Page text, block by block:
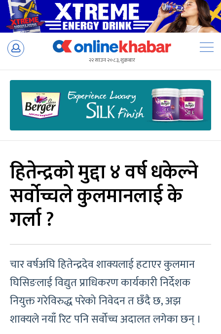
Skip
२२ साउन २०८३, शुक्रबार
हितेन्द्रको मुद्दा ४ वर्ष धकेल्ने
सर्वोच्चले कुलमानलाई के
गर्ला ?
चार वर्षअघि हितेन्द्रदेव शाक्यलाई हटाएर कुलमान
घिसिङलाई विद्युत प्राधिकरण कार्यकारी निर्देशक
नियुक्त गरेविरुद्ध परेको निवेदन त छँदै छ, अझ
शाक्यले नयाँ रिट पनि सर्वोच्च अदालत लगेका छन् ।